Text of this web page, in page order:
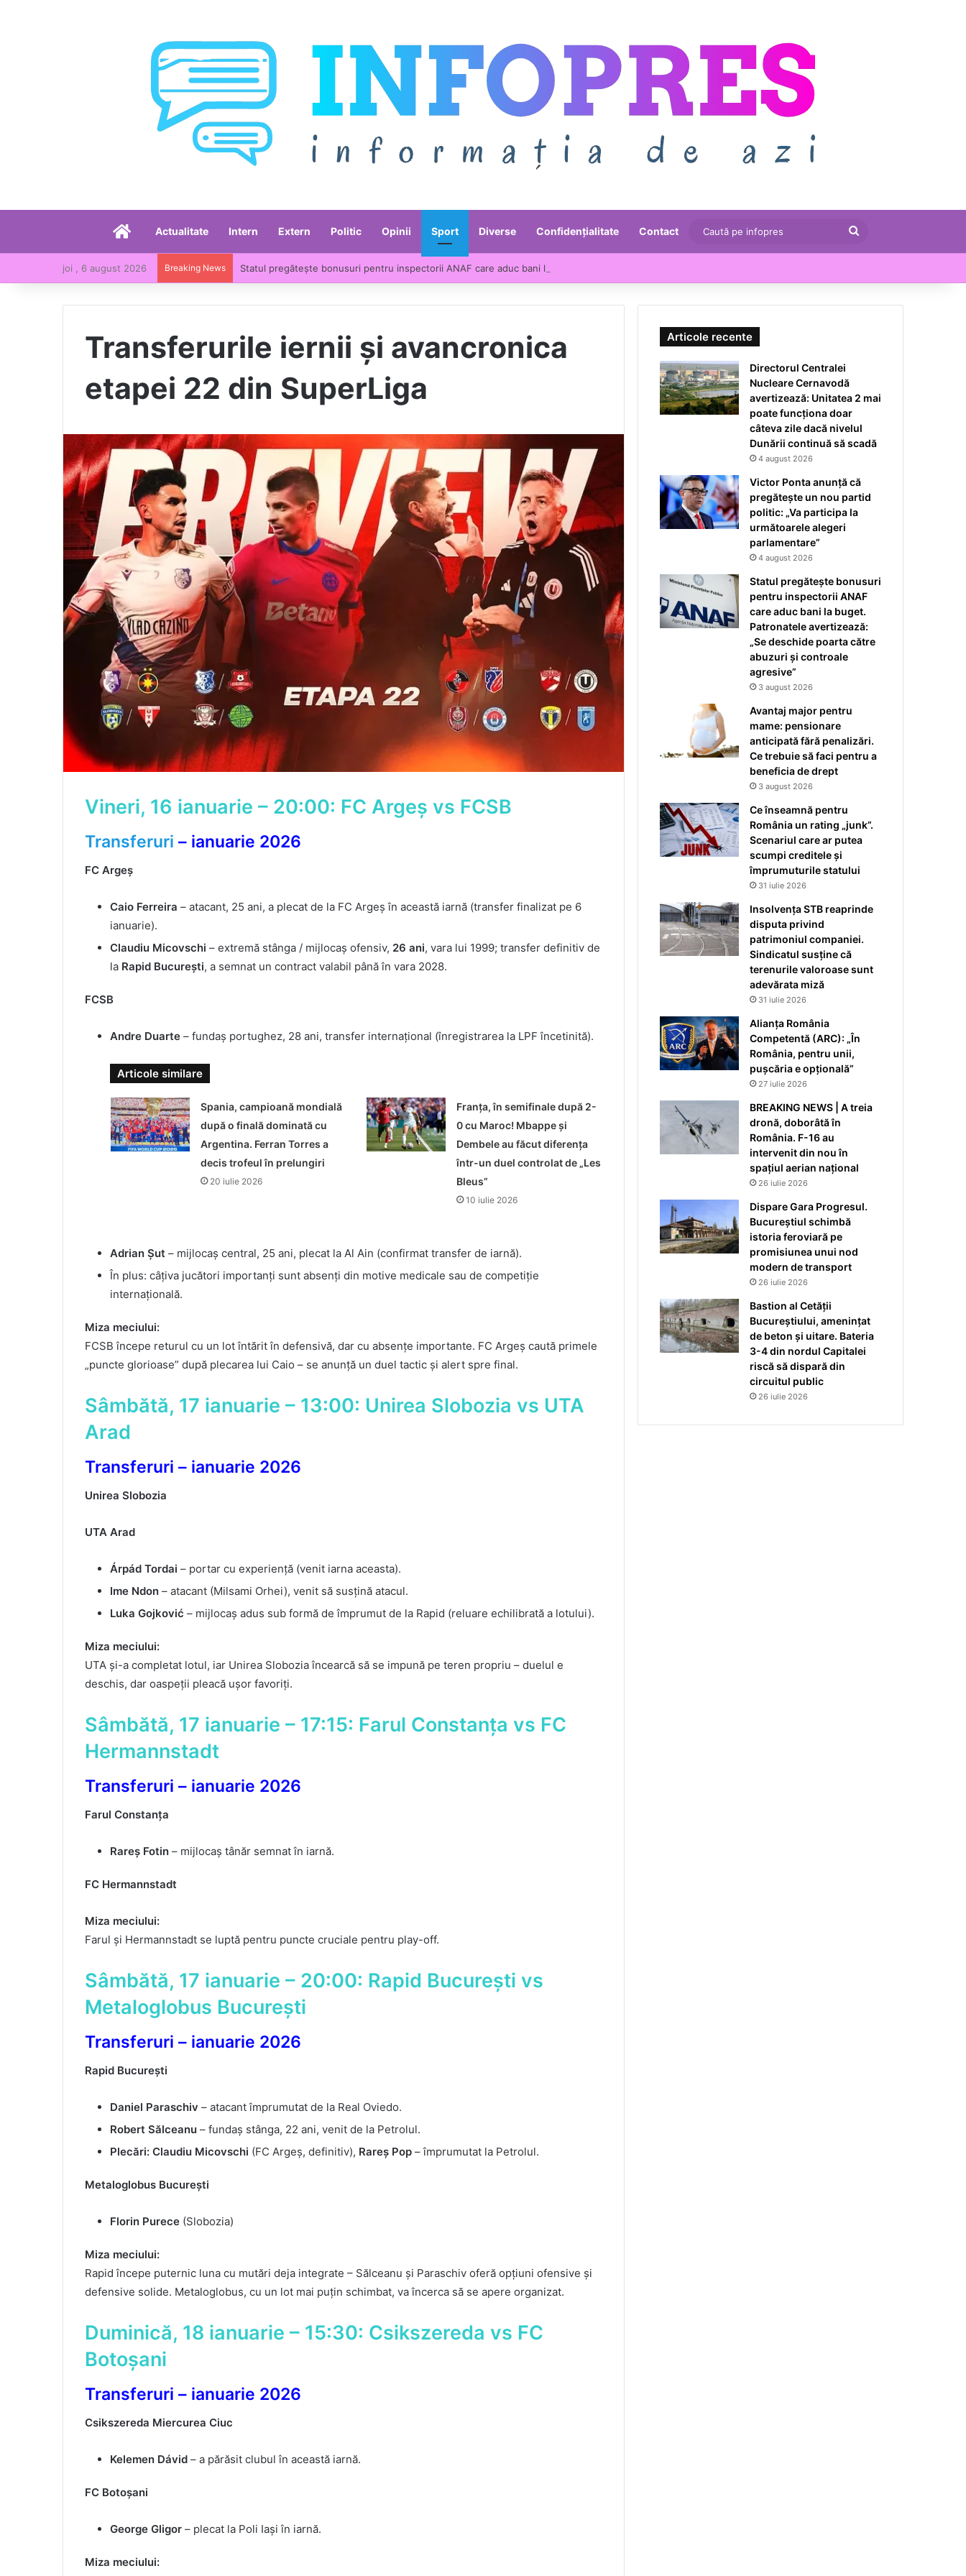
AcasăActualitate Intern Extern Politic Opinii Sport Diverse Confidențialitate Contact
Caută
pe
infopres
joi , 6 august 2026 Breaking News
Transferurile iernii și avancronica
etapei 22 din SuperLiga
Vineri, 16 ianuarie – 20:00: FC Argeș vs FCSB
Transferuri – ianuarie 2026
FC Argeș
Caio Ferreira – atacant, 25 ani, a plecat de la FC Argeș în această iarnă (transfer finalizat pe 6
ianuarie).
Claudiu Micovschi – extremă stânga / mijlocaș ofensiv, 26 ani, vara lui 1999; transfer definitiv de
la Rapid București, a semnat un contract valabil până în vara 2028.
FCSB
Andre Duarte – fundaș portughez, 28 ani, transfer internațional (înregistrarea la LPF încetinită).
Articole similare
Spania, campioană mondială
după o finală dominată cu
Argentina. Ferran Torres a
decis trofeul în prelungiri
20 iulie 2026
Franța, în semifinale după 2-
0 cu Maroc! Mbappe și
Dembele au făcut diferența
într-un duel controlat de „Les
Bleus”
10 iulie 2026
Adrian Șut – mijlocaș central, 25 ani, plecat la Al Ain (confirmat transfer de iarnă).
În plus: câțiva jucători importanți sunt absenți din motive medicale sau de competiție
internațională.
Miza meciului:
FCSB începe returul cu un lot întărit în defensivă, dar cu absențe importante. FC Argeș caută primele
„puncte glorioase” după plecarea lui Caio – se anunță un duel tactic și alert spre final.
Sâmbătă, 17 ianuarie – 13:00: Unirea Slobozia vs UTA
Arad
Transferuri – ianuarie 2026
Unirea Slobozia
UTA Arad
Árpád Tordai – portar cu experiență (venit iarna aceasta).
Ime Ndon – atacant (Milsami Orhei), venit să susțină atacul.
Luka Gojković – mijlocaș adus sub formă de împrumut de la Rapid (reluare echilibrată a lotului).
Miza meciului:
UTA și-a completat lotul, iar Unirea Slobozia încearcă să se impună pe teren propriu – duelul e
deschis, dar oaspeții pleacă ușor favoriți.
Sâmbătă, 17 ianuarie – 17:15: Farul Constanța vs FC
Hermannstadt
Transferuri – ianuarie 2026
Farul Constanța
Rareș Fotin – mijlocaș tânăr semnat în iarnă.
FC Hermannstadt
Miza meciului:
Farul și Hermannstadt se luptă pentru puncte cruciale pentru play-off.
Sâmbătă, 17 ianuarie – 20:00: Rapid București vs
Metaloglobus București
Transferuri – ianuarie 2026
Rapid București
Daniel Paraschiv – atacant împrumutat de la Real Oviedo.
Robert Sălceanu – fundaș stânga, 22 ani, venit de la Petrolul.
Plecări: Claudiu Micovschi (FC Argeș, definitiv), Rareș Pop – împrumutat la Petrolul.
Metaloglobus București
Florin Purece (Slobozia)
Miza meciului:
Rapid începe puternic luna cu mutări deja integrate – Sălceanu și Paraschiv oferă opțiuni ofensive și
defensive solide. Metaloglobus, cu un lot mai puțin schimbat, va încerca să se apere organizat.
Duminică, 18 ianuarie – 15:30: Csikszereda vs FC
Botoșani
Transferuri – ianuarie 2026
Csikszereda Miercurea Ciuc
Kelemen Dávid – a părăsit clubul în această iarnă.
FC Botoșani
George Gligor – plecat la Poli Iași în iarnă.
Miza meciului:
Articole recente
Directorul Centralei
Nucleare Cernavodă
avertizează: Unitatea 2 mai
poate funcționa doar
câteva zile dacă nivelul
Dunării continuă să scadă
4 august 2026
Victor Ponta anunță că
pregătește un nou partid
politic: „Va participa la
următoarele alegeri
parlamentare”
4 august 2026
Statul pregătește bonusuri
pentru inspectorii ANAF
care aduc bani la buget.
Patronatele avertizează:
„Se deschide poarta către
abuzuri și controale
agresive”
3 august 2026
Avantaj major pentru
mame: pensionare
anticipată fără penalizări.
Ce trebuie să faci pentru a
beneficia de drept
3 august 2026
Ce înseamnă pentru
România un rating „junk”.
Scenariul care ar putea
scumpi creditele și
împrumuturile statului
31 iulie 2026
Insolvența STB reaprinde
disputa privind
patrimoniul companiei.
Sindicatul susține că
terenurile valoroase sunt
adevărata miză
31 iulie 2026
Alianța România
Competentă (ARC): „În
România, pentru unii,
pușcăria e opțională”
27 iulie 2026
BREAKING NEWS | A treia
dronă, doborâtă în
România. F-16 au
intervenit din nou în
spațiul aerian național
26 iulie 2026
Dispare Gara Progresul.
Bucureștiul schimbă
istoria feroviară pe
promisiunea unui nod
modern de transport
26 iulie 2026
Bastion al Cetății
Bucureștiului, amenințat
de beton și uitare. Bateria
3-4 din nordul Capitalei
riscă să dispară din
circuitul public
26 iulie 2026